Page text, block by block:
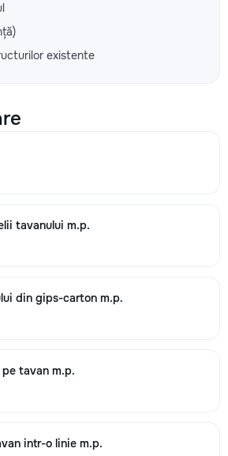
existente
tavanului m.p.
din gips-carton m.p.
tavan m.p.
intr-o linie m.p.